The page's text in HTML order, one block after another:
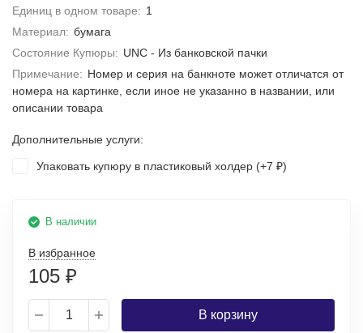
Единиц в одном товаре: 1
Материал: бумага
Состояние Купюры: UNC - Из банковской пачки
Примечание: Номер и серия на банкноте может отличатся от
номера на картинке, если иное не указанно в названии, или
описании товара
Дополнительные услуги:
Упаковать купюру в пластиковый холдер (+7 ₽)
В наличии
В избранное
105 ₽
В корзину